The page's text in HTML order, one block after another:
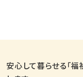
安心して暮らせる「